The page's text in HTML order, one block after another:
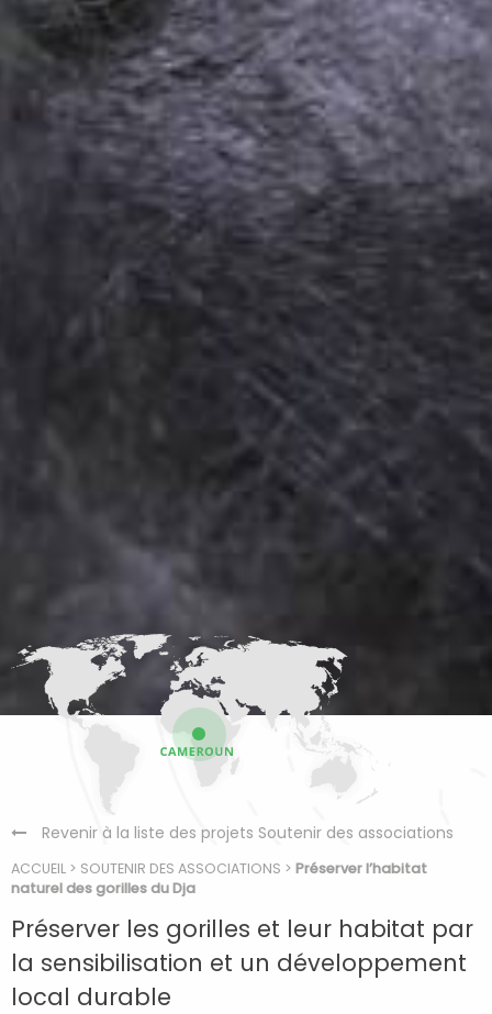
Revenir à la liste des projets Soutenir des associations
ACCUEIL > SOUTENIR DES ASSOCIATIONS > Préserver l’habitat
naturel des gorilles du Dja
Préserver les gorilles et leur habitat par
la sensibilisation et un développement
local durable